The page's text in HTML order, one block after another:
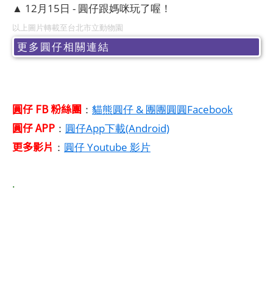
▲ 12月15日 - 圓仔跟媽咪玩了喔！
以上圖片轉載至台北市立動物園
更多圓仔相關連結
圓仔 FB 粉絲團 ： 貓熊圓仔 & 團團圓圓Facebook
圓仔 APP ： 圓仔App下載(Android)
更多影片 ： 圓仔 Youtube 影片
.